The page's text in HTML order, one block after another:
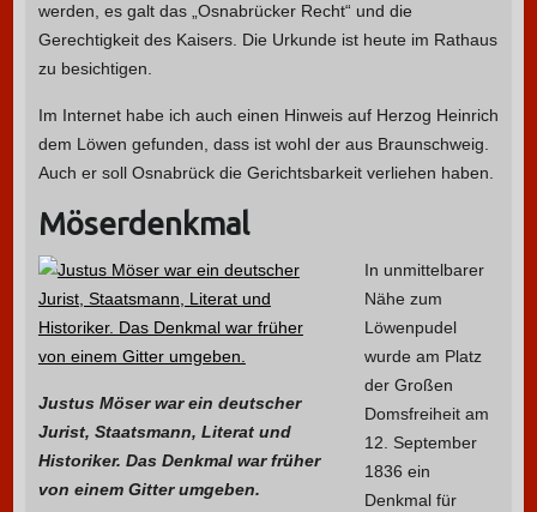
werden, es galt das „Osnabrücker Recht“ und die
Gerechtigkeit des Kaisers. Die Urkunde ist heute im Rathaus
zu besichtigen.
Im Internet habe ich auch einen Hinweis auf Herzog Heinrich
dem Löwen gefunden, dass ist wohl der aus Braunschweig.
Auch er soll Osnabrück die Gerichtsbarkeit verliehen haben.
Möserdenkmal
Justus Möser war ein deutscher
Jurist, Staatsmann, Literat und
Historiker. Das Denkmal war früher
von einem Gitter umgeben.
In unmittelbarer
Nähe zum
Löwenpudel
wurde am Platz
der Großen
Domsfreiheit am
12. September
1836 ein
Denkmal für